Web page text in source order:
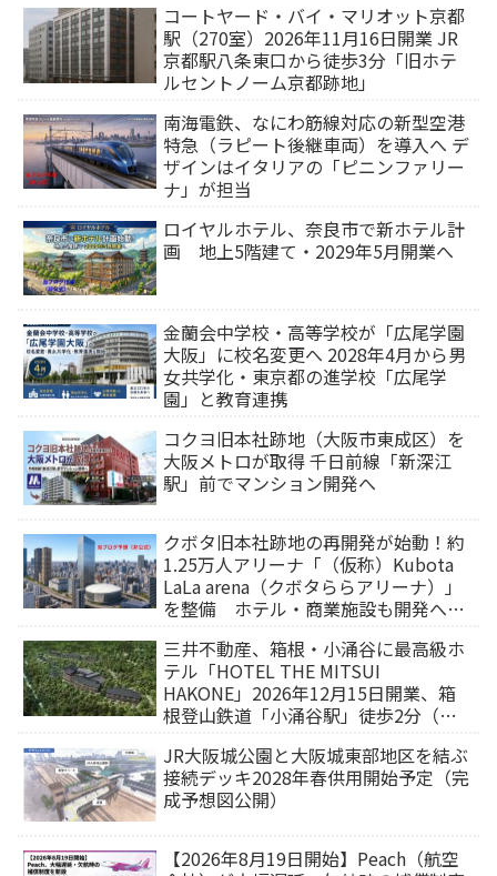
コートヤード・バイ・マリオット京都
駅（270室）2026年11月16日開業 JR
京都駅八条東口から徒歩3分「旧ホテ
ルセントノーム京都跡地」
南海電鉄、なにわ筋線対応の新型空港
特急（ラピート後継車両）を導入へ デ
ザインはイタリアの「ピニンファリー
ナ」が担当
ロイヤルホテル、奈良市で新ホテル計
画 地上5階建て・2029年5月開業へ
金蘭会中学校・高等学校が「広尾学園
大阪」に校名変更へ 2028年4月から男
女共学化・東京都の進学校「広尾学
園」と教育連携
コクヨ旧本社跡地（大阪市東成区）を
大阪メトロが取得 千日前線「新深江
駅」前でマンション開発へ
クボタ旧本社跡地の再開発が始動！約
1.25万人アリーナ「（仮称）Kubota
LaLa arena（クボタららアリーナ）」
を整備 ホテル・商業施設も開発へ
三井不動産、箱根・小涌谷に最高級ホ
テル「HOTEL THE MITSUI
HAKONE」2026年12月15日開業、箱
根登山鉄道「小涌谷駅」徒歩2分（旅
JR大阪城公園と大阪城東部地区を結ぶ
接続デッキ2028年春供用開始予定（完
成予想図公開）
【2026年8月19日開始】Peach（航空